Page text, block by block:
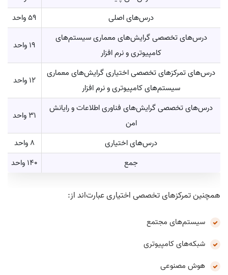
درس‌های اصلی
59 واحد
درس‌های تخصصی گرایش‌های معماری سیستم‌های
کامپیوتری و نرم افزار
19 واحد
درس‌های تمرکز‌های تخصصی اختیاری گرایش‌های معماری
سیستم‌های کامپیوتری و نرم افزار
12 واحد
درس‌های تخصصی گرایش‌های فناوری اطلاعات و رایانش
امن
31 واحد
درس‌های اختیاری
8 واحد
جمع
140 واحد
همچنین تمرکزهای تخصصی اختیاری عبارت‌اند از:
سیستم‌های مجتمع
شبکه‌های کامپیوتری
هوش مصنوعی